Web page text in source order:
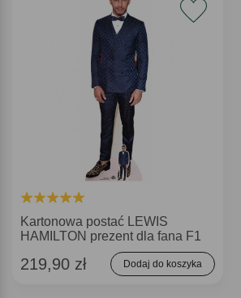
Kartonowa postać LEWIS
HAMILTON prezent dla fana F1
219,90 zł Dodaj do koszyka